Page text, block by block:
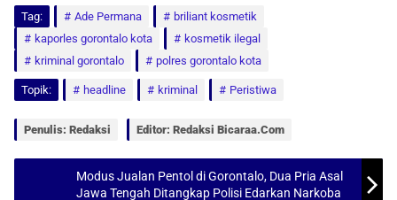
t
A
p
c
e
b
o
o
a
i
r
Tag: Ade Permana
briliant kosmetik
kaporles gorontalo kota
kosmetik ilegal
kriminal gorontalo
polres gorontalo kota
Topik: headline kriminal Peristiwa
Penulis: Redaksi Editor: Redaksi Bicaraa.com
Modus Jualan Pentol di Gorontalo, Dua Pria Asal
Jawa Tengah Ditangkap Polisi Edarkan Narkoba